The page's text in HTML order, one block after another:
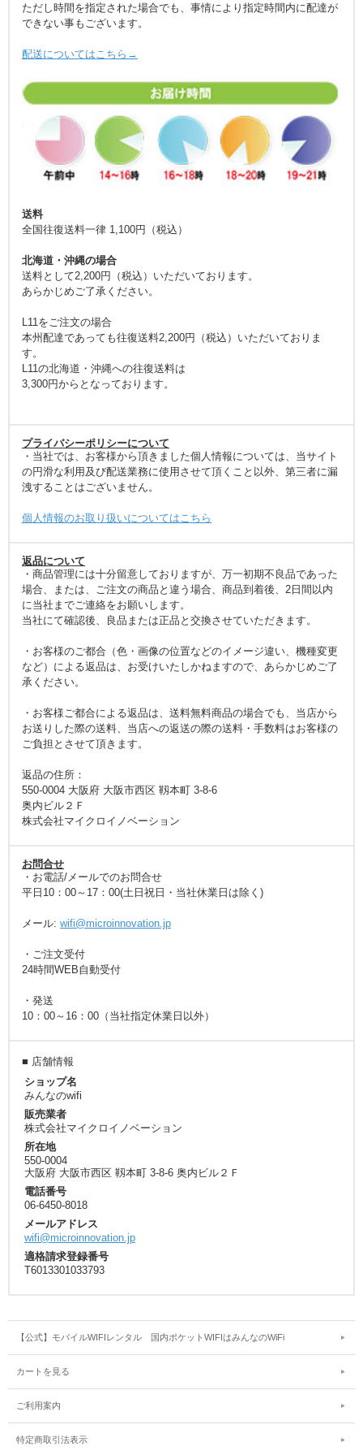
ただし時間を指定された場合でも、事情により指定時間内に配達が
できない事もございます。
配送についてはこちら→
送料
全国往復送料一律 1,100円（税込）
北海道・沖縄の場合
送料として2,200円（税込）いただいております。
あらかじめご了承ください。
L11をご注文の場合
本州配達であっても往復送料2,200円（税込）いただいておりま
す。
L11の北海道・沖縄への往復送料は
3,300円からとなっております。
プライバシーポリシーについて
・当社では、お客様から頂きました個人情報については、当サイト
の円滑な利用及び配送業務に使用させて頂くこと以外、第三者に漏
洩することはございません。
個人情報のお取り扱いについてはこちら
返品について
・商品管理には十分留意しておりますが、万一初期不良品であった
場合、または、ご注文の商品と違う場合、商品到着後、2日間以内
に当社までご連絡をお願いします。
当社にて確認後、良品または正品と交換させていただきます。
・お客様のご都合（色・画像の位置などのイメージ違い、機種変更
など）による返品は、お受けいたしかねますので、あらかじめご了
承ください。
・お客様ご都合による返品は、送料無料商品の場合でも、当店から
お送りした際の送料、当店への返送の際の送料・手数料はお客様の
ご負担とさせて頂きます。
返品の住所：
550-0004 大阪府 大阪市西区 靱本町 3-8-6
奥内ビル２Ｆ
株式会社マイクロイノベーション
お問合せ
・お電話/メールでのお問合せ
平日10：00～17：00(土日祝日・当社休業日は除く)
メール: wifi@microinnovation.jp
・ご注文受付
24時間WEB自動受付
・発送
10：00～16：00（当社指定休業日以外）
■ 店舗情報
ショップ名
みんなのwifi
販売業者
株式会社マイクロイノベーション
所在地
550-0004
大阪府 大阪市西区 靱本町 3-8-6 奥内ビル２Ｆ
電話番号
06-6450-8018
メールアドレス
wifi@microinnovation.jp
適格請求登録番号
T6013301033793
【公式】モバイルWIFIレンタル 国内ポケットWIFIはみんなのWiFi
カートを見る
ご利用案内
特定商取引法表示